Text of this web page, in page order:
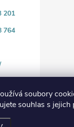
soubory
souhlas s
201
764